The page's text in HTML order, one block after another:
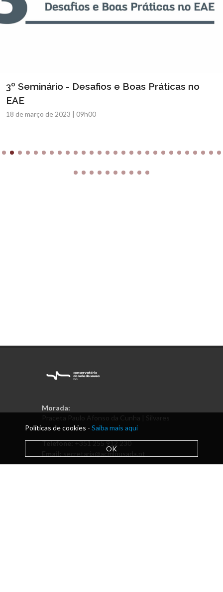
3º Seminário - Desafios e Boas Práticas no
EAE
18 de março de 2023 | 09h00
Morada:
Praceta Paulo Afonso da Cunha | Silvares
Telefone:+351 255 912 230
Email:
secretaria@acmlousada.pt
Políticas de cookies - Saiba mais aqui
OK